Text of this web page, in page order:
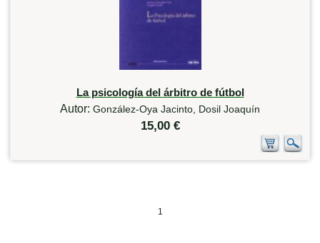
La psicología del árbitro de fútbol
Autor: González-Oya Jacinto, Dosil Joaquín
15,00 €
1